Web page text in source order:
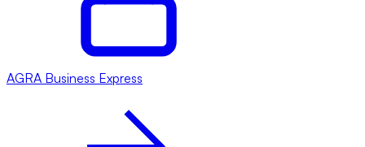
AGRA Business Express